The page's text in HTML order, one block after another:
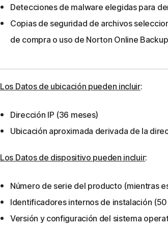
Detecciones de malware elegidas para
Copias de seguridad de archivos
de compra o uso de Norton Online
Los Datos de ubicación pueden incluir:
Dirección IP (36 meses)
Ubicación aproximada derivada de la
Los Datos de dispositivo pueden incluir:
Número de serie del producto (mientras
Identificadores internos de instalación
Versión y configuración del sistema